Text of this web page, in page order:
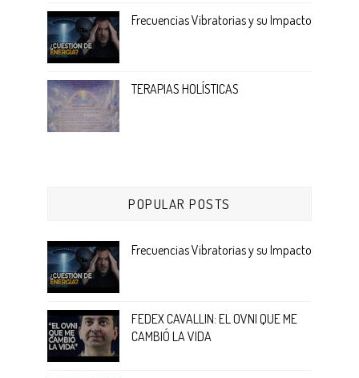
Frecuencias Vibratorias y su Impacto
TERAPIAS HOLÍSTICAS
POPULAR POSTS
Frecuencias Vibratorias y su Impacto
FEDEX CAVALLIN: EL OVNI QUE ME
CAMBIÓ LA VIDA